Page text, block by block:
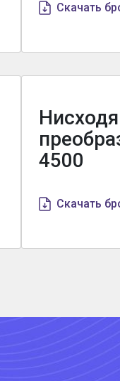
Скачать
4500
Скачать